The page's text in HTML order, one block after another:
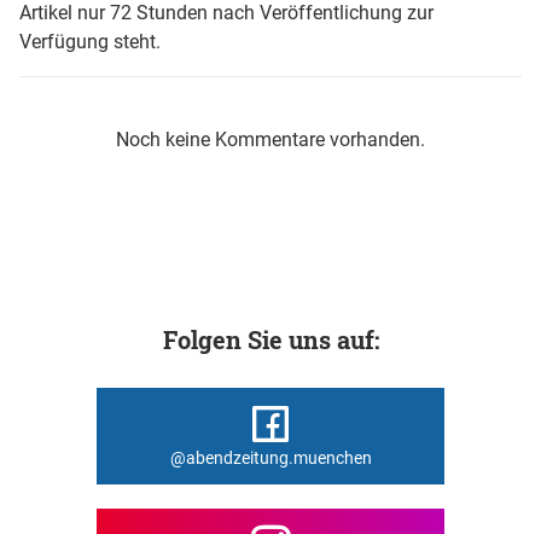
Artikel nur 72 Stunden nach Veröffentlichung zur
Verfügung steht.
Noch keine Kommentare vorhanden.
Folgen Sie uns auf:
@abendzeitung.muenchen